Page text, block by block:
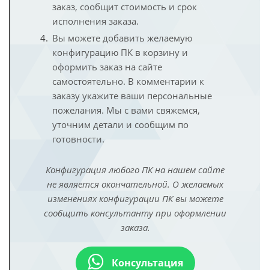
заказ, сообщит стоимость и срок
исполнения заказа.
Вы можете добавить желаемую
конфигурацию ПК в корзину и
оформить заказ на сайте
самостоятельно. В комментарии к
заказу укажите ваши персональные
пожелания. Мы с вами свяжемся,
уточним детали и сообщим по
готовности.
Конфигурация любого ПК на нашем сайте
не является окончательной. О желаемых
изменениях конфигурации ПК вы можете
сообщить консультанту при оформлении
заказа.
Консультация